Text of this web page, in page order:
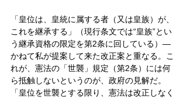
「皇位は、皇統に属する者（又は皇族）が、
これを継承する」（現行条文では“皇族”とい
う継承資格の限定を第2条に回している）―
かねて私が提案して来た改正案と重なる。こ
れが、憲法の「世襲」規定（第2条）には何
ら抵触しないというのが、政府の見解だ。
「皇位を世襲とする限り、憲法は改正しなく